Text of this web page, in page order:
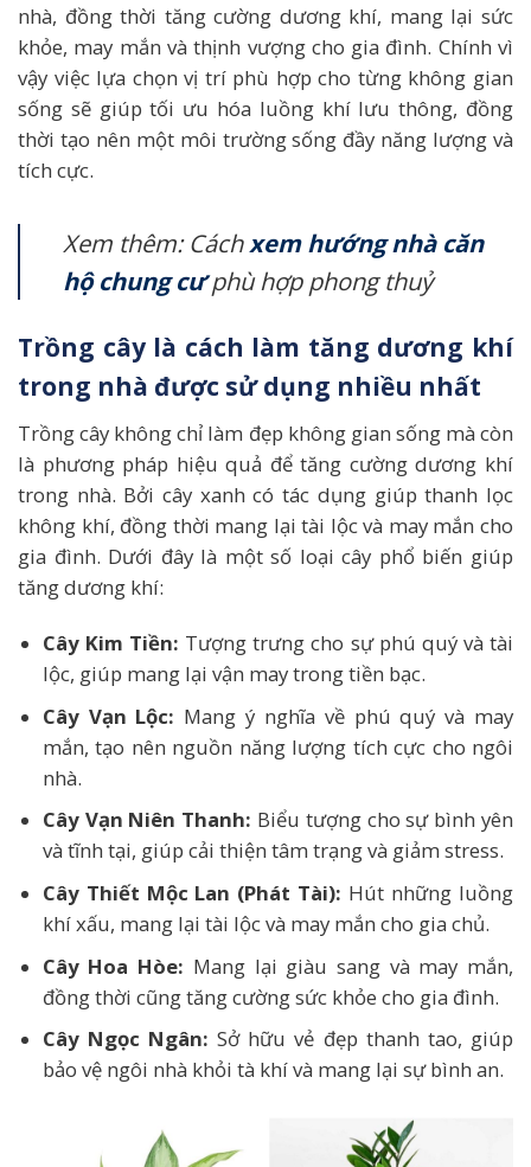
nhà, đồng thời tăng cường dương khí, mang lại sức
khỏe, may mắn và thịnh vượng cho gia đình. Chính vì
vậy việc lựa chọn vị trí phù hợp cho từng không gian
sống sẽ giúp tối ưu hóa luồng khí lưu thông, đồng
thời tạo nên một môi trường sống đầy năng lượng và
tích cực.
Xem thêm: Cáchxem hướng nhà căn
hộ chung cưphù hợp phong thuỷ
Trồng cây là cách làm tăng dương khí
trong nhà được sử dụng nhiều nhất
Trồng cây không chỉ làm đẹp không gian sống mà còn
là phương pháp hiệu quả để tăng cường dương khí
trong nhà. Bởi cây xanh có tác dụng giúp thanh lọc
không khí, đồng thời mang lại tài lộc và may mắn cho
gia đình. Dưới đây là một số loại cây phổ biến giúp
tăng dương khí:
Cây Kim Tiền: Tượng trưng cho sự phú quý và tài
lộc, giúp mang lại vận may trong tiền bạc.
Cây Vạn Lộc: Mang ý nghĩa về phú quý và may
mắn, tạo nên nguồn năng lượng tích cực cho ngôi
nhà.
Cây Vạn Niên Thanh: Biểu tượng cho sự bình yên
và tĩnh tại, giúp cải thiện tâm trạng và giảm stress.
Cây Thiết Mộc Lan (Phát Tài): Hút những luồng
khí xấu, mang lại tài lộc và may mắn cho gia chủ.
Cây Hoa Hòe: Mang lại giàu sang và may mắn,
đồng thời cũng tăng cường sức khỏe cho gia đình.
Cây Ngọc Ngân: Sở hữu vẻ đẹp thanh tao, giúp
bảo vệ ngôi nhà khỏi tà khí và mang lại sự bình an.